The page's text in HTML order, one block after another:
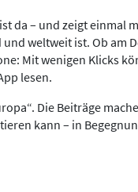
da – und zeigt einmal
weltweit ist. Ob am
Mit wenigen Klicks
lesen.
Die Beiträge
kann – in